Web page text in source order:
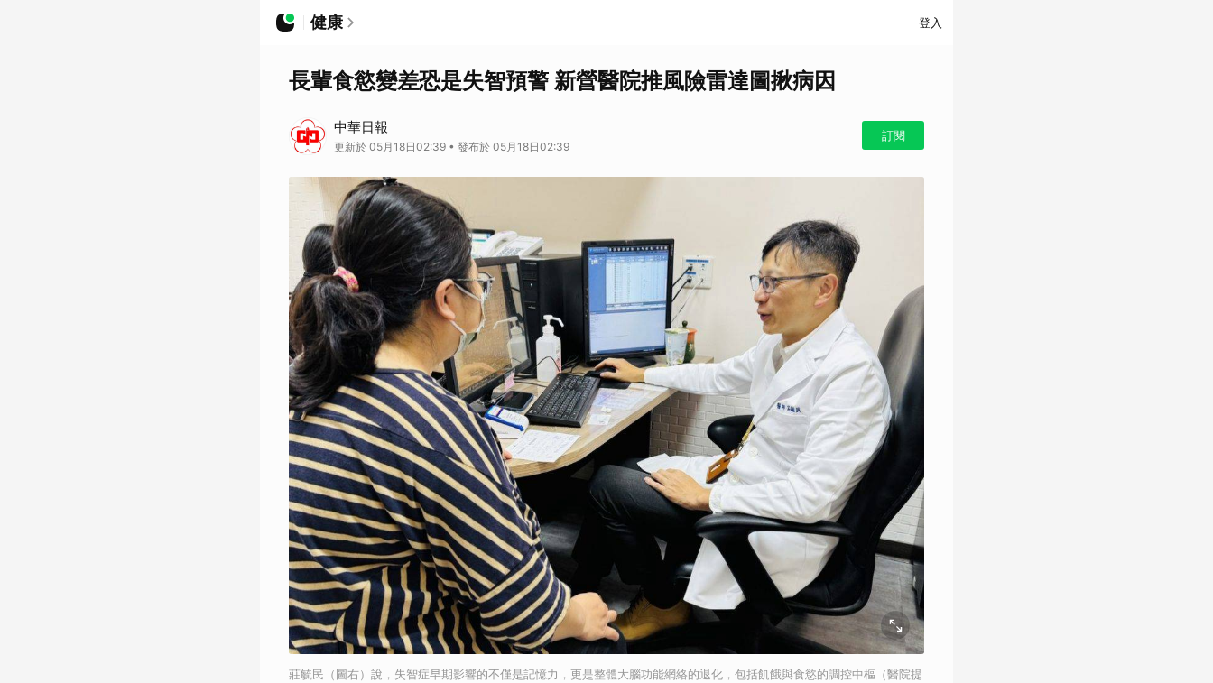
健康 登入
長輩食慾變差恐是失智預警 新營醫院推風險雷達圖揪病因
中華日報
更新於 05月18日02:39 • 發布於 05月18日02:39
訂閱
莊毓民（圖右）說，失智症早期影響的不僅是記憶力，更是整體大腦功能網絡的退化，包括飢餓與食慾的調控中樞（醫院提